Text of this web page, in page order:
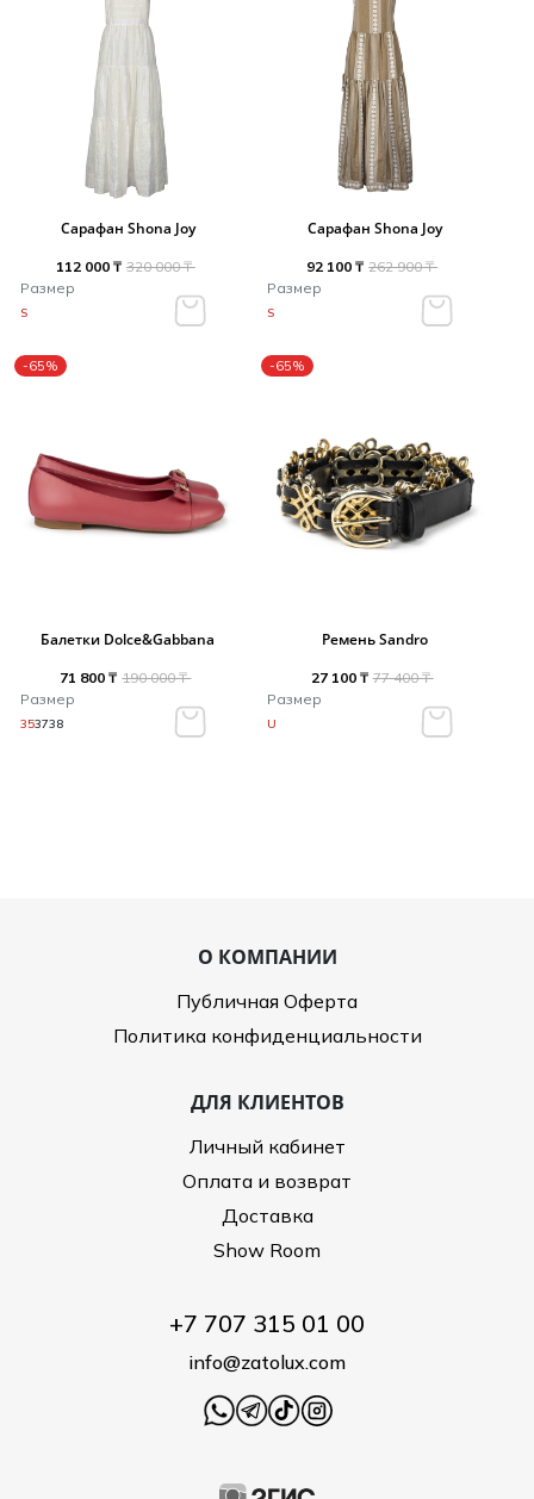
Сарафан Shona Joy
112 000 ₸ 320 000 ₸
Размер
S
Сарафан Shona Joy
92 100 ₸ 262 900 ₸
Размер
S
-65%
Балетки Dolce&Gabbana
71 800 ₸ 190 000 ₸
Размер
353738
-65%
Ремень Sandro
27 100 ₸ 77 400 ₸
Размер
U
О КОМПАНИИ
Публичная Оферта
Политика конфиденциальности
ДЛЯ КЛИЕНТОВ
Личный кабинет
Оплата и возврат
Доставка
Show Room
+7 707 315 01 00
info@zatolux.com